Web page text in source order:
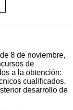
8 de noviembre,
de
a la obtención:
cualificados.
desarrollo de